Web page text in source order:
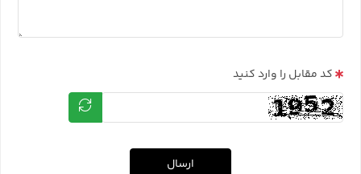
کد مقابل را وارد کنید
ارسال